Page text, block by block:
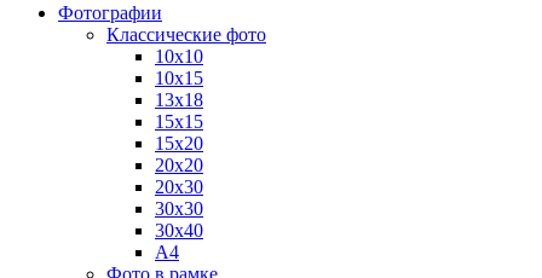
Фотографии
Классические фото
10х10
10х15
13х18
15х15
15х20
20х20
20х30
30х30
30х40
А4
Фото в рамке